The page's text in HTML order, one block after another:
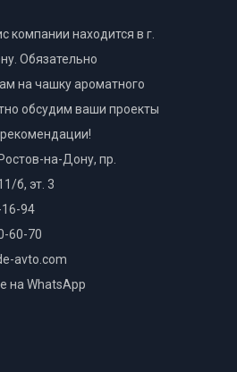
компании находится в г.
Обязательно
на чашку ароматного
обсудим ваши проекты
на-Дону, пр.
б, эт. 3
94
60-70
avto.com
на WhatsApp